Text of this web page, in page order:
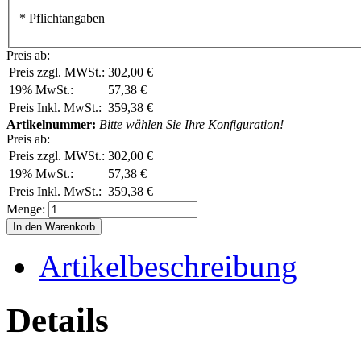
* Pflichtangaben
Preis ab:
Preis zzgl. MWSt.: 302,00 €
19% MwSt.:
57,38 €
Preis Inkl. MwSt.: 359,38 €
Artikelnummer: Bitte wählen Sie Ihre Konfiguration!
Preis ab:
Preis zzgl. MWSt.: 302,00 €
19% MwSt.:
57,38 €
Preis Inkl. MwSt.: 359,38 €
Menge:
In den Warenkorb
Artikelbeschreibung
Details